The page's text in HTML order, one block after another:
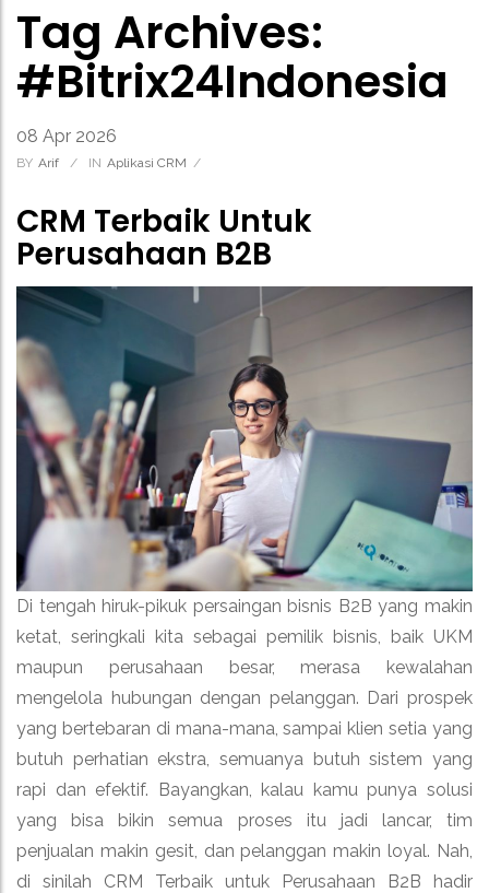
Tag Archives:
#Bitrix24Indonesia
08 Apr 2026
BY Arif / IN Aplikasi CRM /
CRM Terbaik Untuk
Perusahaan B2B
Di tengah hiruk-pikuk persaingan bisnis B2B yang makin
ketat, seringkali kita sebagai pemilik bisnis, baik UKM
maupun perusahaan besar, merasa kewalahan
mengelola hubungan dengan pelanggan. Dari prospek
yang bertebaran di mana-mana, sampai klien setia yang
butuh perhatian ekstra, semuanya butuh sistem yang
rapi dan efektif. Bayangkan, kalau kamu punya solusi
yang bisa bikin semua proses itu jadi lancar, tim
penjualan makin gesit, dan pelanggan makin loyal. Nah,
di sinilah CRM Terbaik untuk Perusahaan B2B hadir